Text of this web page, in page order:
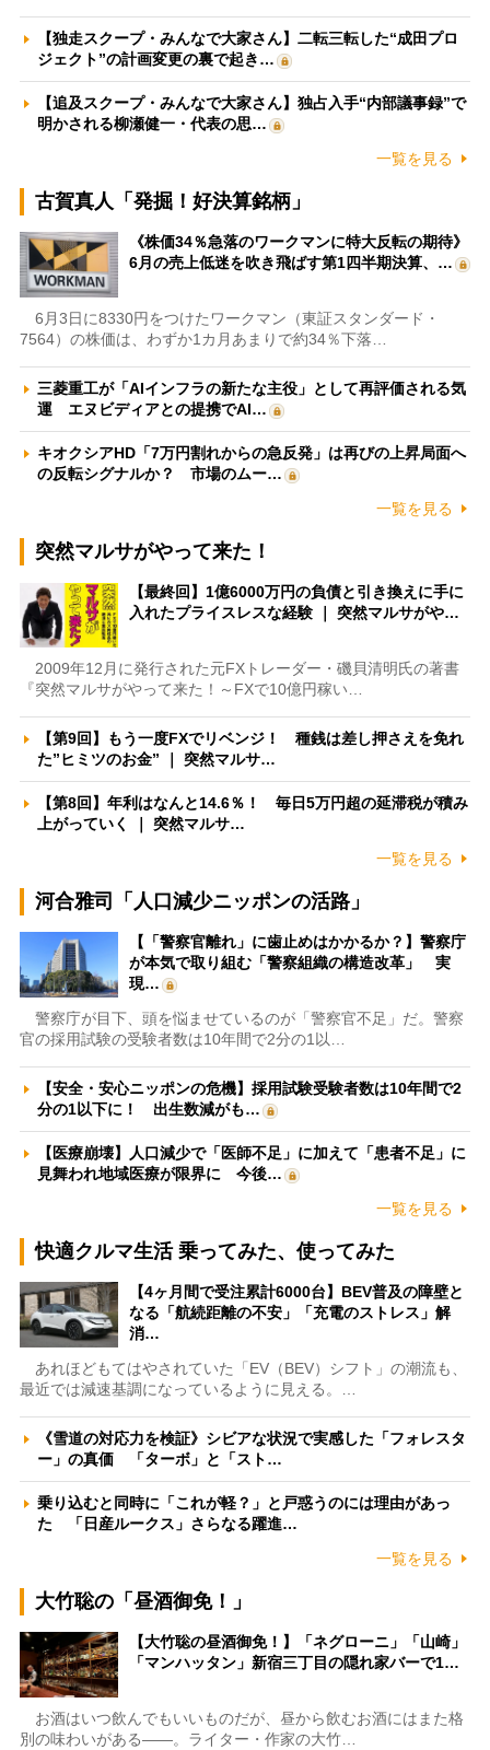
【独走スクープ・みんなで大家さん】二転三転した“成田プロ
ジェクト”の計画変更の裏で起き…
【追及スクープ・みんなで大家さん】独占入手“内部議事録”で
明かされる柳瀬健一・代表の思…
一覧を見る
古賀真人「発掘！好決算銘柄」
《株価34％急落のワークマンに特大反転の期待》
6月の売上低迷を吹き飛ばす第1四半期決算、…
6月3日に8330円をつけたワークマン（東証スタンダード・
7564）の株価は、わずか1カ月あまりで約34％下落…
三菱重工が「AIインフラの新たな主役」として再評価される気
運 エヌビディアとの提携でAI…
キオクシアHD「7万円割れからの急反発」は再びの上昇局面へ
の反転シグナルか？ 市場のムー…
一覧を見る
突然マルサがやって来た！
【最終回】1億6000万円の負債と引き換えに手に
入れたプライスレスな経験 ｜ 突然マルサがや…
2009年12月に発行された元FXトレーダー・磯貝清明氏の著書
『突然マルサがやって来た！～FXで10億円稼い…
【第9回】もう一度FXでリベンジ！ 種銭は差し押さえを免れ
た”ヒミツのお金” ｜ 突然マルサ…
【第8回】年利はなんと14.6％！ 毎日5万円超の延滞税が積み
上がっていく ｜ 突然マルサ…
一覧を見る
河合雅司「人口減少ニッポンの活路」
【「警察官離れ」に歯止めはかかるか？】警察庁
が本気で取り組む「警察組織の構造改革」 実
現…
警察庁が目下、頭を悩ませているのが「警察官不足」だ。警察
官の採用試験の受験者数は10年間で2分の1以…
【安全・安心ニッポンの危機】採用試験受験者数は10年間で2
分の1以下に！ 出生数減がも…
【医療崩壊】人口減少で「医師不足」に加えて「患者不足」に
見舞われ地域医療が限界に 今後…
一覧を見る
快適クルマ生活 乗ってみた、使ってみた
【4ヶ月間で受注累計6000台】BEV普及の障壁と
なる「航続距離の不安」「充電のストレス」解
消…
あれほどもてはやされていた「EV（BEV）シフト」の潮流も、
最近では減速基調になっているように見える。…
《雪道の対応力を検証》シビアな状況で実感した「フォレスタ
ー」の真価 「ターボ」と「スト…
乗り込むと同時に「これが軽？」と戸惑うのには理由があっ
た 「日産ルークス」さらなる躍進…
一覧を見る
大竹聡の「昼酒御免！」
【大竹聡の昼酒御免！】「ネグローニ」「山崎」
「マンハッタン」新宿三丁目の隠れ家バーで1…
お酒はいつ飲んでもいいものだが、昼から飲むお酒にはまた格
別の味わいがある――。ライター・作家の大竹…